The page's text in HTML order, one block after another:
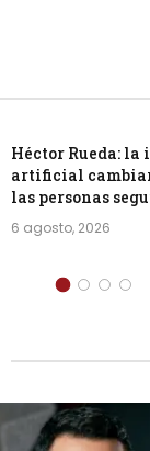
Héctor Rueda:
artificial
las personas
6 agosto, 2026